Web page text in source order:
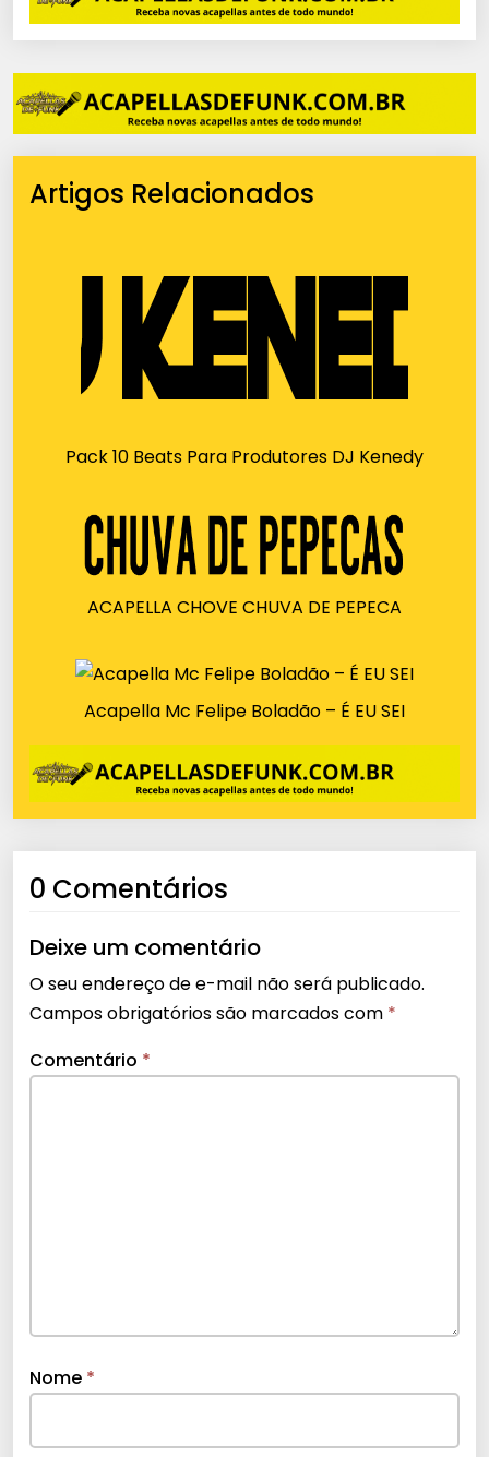
Artigos Relacionados
Pack 10 Beats Para Produtores DJ Kenedy
ACAPELLA CHOVE CHUVA DE PEPECA
Acapella Mc Felipe Boladão – É EU SEI
0 Comentários
Deixe um comentário
O seu endereço de e-mail não será publicado.
Campos obrigatórios são marcados com *
Comentário *
Nome *